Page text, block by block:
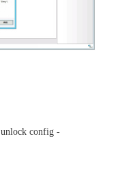
unlock config -